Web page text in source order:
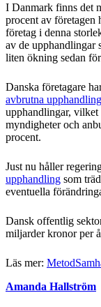
I Danmark finns det
procent av företagen
företag i denna
av de upphandlingar
liten ökning sedan
Danska företagare
avbrutna
upphandlingar, vilket
myndigheter och
procent.
Just nu håller
upphandling som
eventuella
Dansk offentlig
miljarder kronor per
Läs mer: Metod
Amanda Hallström